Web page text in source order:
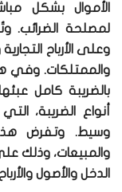
الأموال بشكل
لمصلحة الضرائب.
وعلى الأرباح
والممتلكات. وفي
بالضريبة كامل
أنواع الضريبة،
وسيط. وتفرض هذه
والمبيعات، وذلك
الدخل والأصول